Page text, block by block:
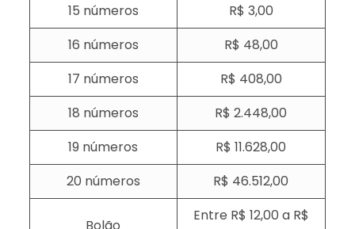
15 números
R$ 3,00
16 números
R$ 48,00
17 números
R$ 408,00
18 números
R$ 2.448,00
19 números
R$ 11.628,00
20 números
R$ 46.512,00
Bolão
Entre R$ 12,00 a R$